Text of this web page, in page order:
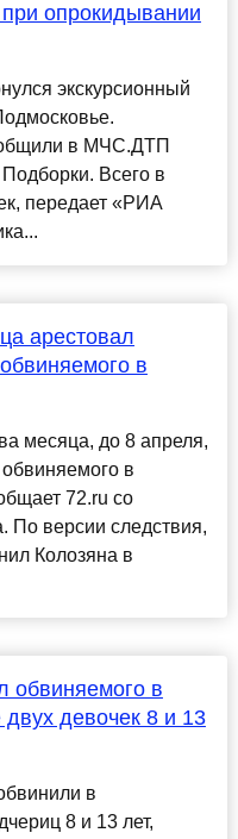
опрокидывании
экскурсионный
в МЧС.ДТП
Всего в
передает «РИА
арестовал
в
месяца, до 8 апреля,
в
72.ru со
По версии следствия,
Колозяна в
обвиняемого в
двух девочек 8 и 13
в
8 и 13 лет,